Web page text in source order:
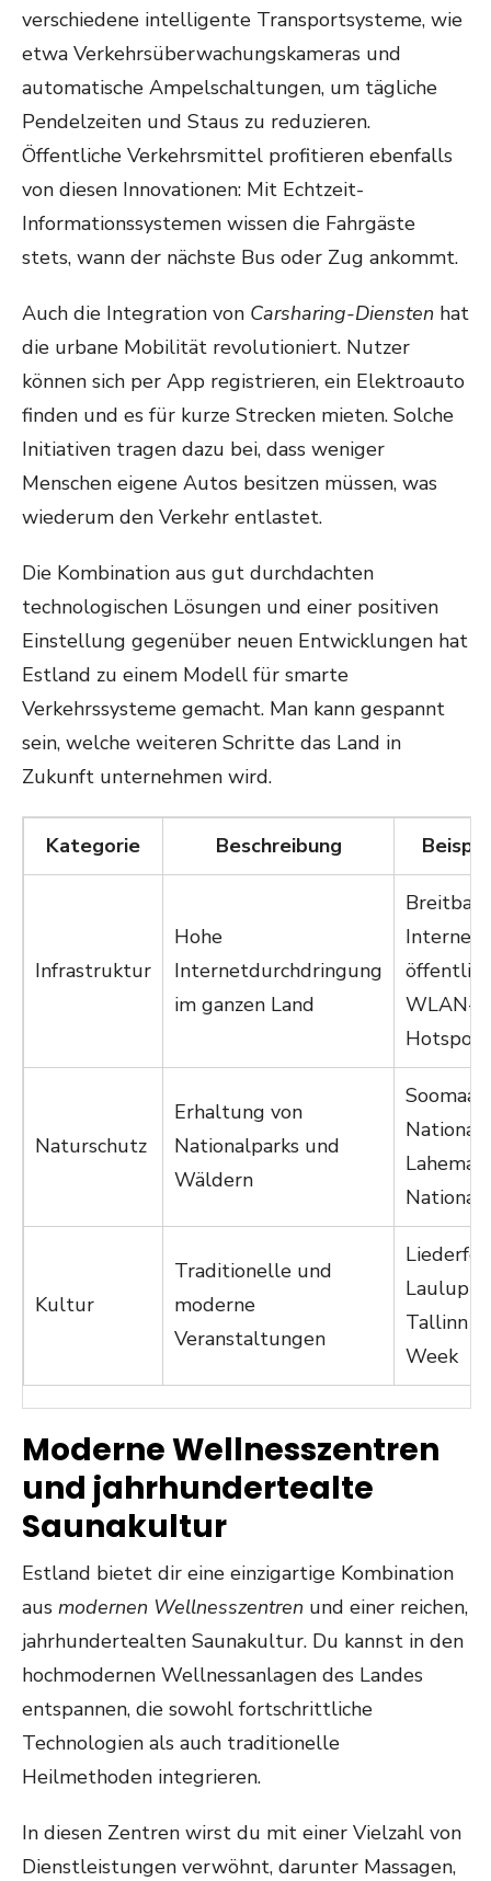
verschiedene intelligente Transportsysteme, wie
etwa Verkehrsüberwachungskameras und
automatische Ampelschaltungen, um tägliche
Pendelzeiten und Staus zu reduzieren.
Öffentliche Verkehrsmittel profitieren ebenfalls
von diesen Innovationen: Mit Echtzeit-
Informationssystemen wissen die Fahrgäste
stets, wann der nächste Bus oder Zug ankommt.
Auch die Integration von Carsharing-Diensten hat
die urbane Mobilität revolutioniert. Nutzer
können sich per App registrieren, ein Elektroauto
finden und es für kurze Strecken mieten. Solche
Initiativen tragen dazu bei, dass weniger
Menschen eigene Autos besitzen müssen, was
wiederum den Verkehr entlastet.
Die Kombination aus gut durchdachten
technologischen Lösungen und einer positiven
Einstellung gegenüber neuen Entwicklungen hat
Estland zu einem Modell für smarte
Verkehrssysteme gemacht. Man kann gespannt
sein, welche weiteren Schritte das Land in
Zukunft unternehmen wird.
Kategorie Beschreibung
Infrastruktur
Hohe
Internetdurchdringung
im ganzen Land
Internet,
WLAN-
Hotspots
Naturschutz
Erhaltung von
Nationalparks und
Wäldern
Soomaa
Lahemaa
Kultur
Traditionelle und
moderne
Veranstaltungen
Tallinn
Week
Moderne Wellnesszentren
und jahrhundertealte
Saunakultur
Estland bietet dir eine einzigartige Kombination
aus modernen Wellnesszentren und einer reichen,
jahrhundertealten Saunakultur. Du kannst in den
hochmodernen Wellnessanlagen des Landes
entspannen, die sowohl fortschrittliche
Technologien als auch traditionelle
Heilmethoden integrieren.
In diesen Zentren wirst du mit einer Vielzahl von
Dienstleistungen verwöhnt, darunter Massagen,